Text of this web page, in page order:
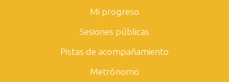
Mi progreso
Sesiones públicas
Pistas de acompañamiento
Metrónomo